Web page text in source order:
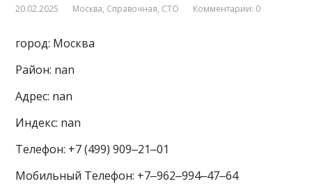
20.02.2025 Москва, Справочная, СТО Комментарии: 0
город: Москва
Район: nan
Адрес: nan
Индекс: nan
Телефон: +7 (499) 909‒21‒01
Мобильный Телефон: +7‒962‒994‒47‒64